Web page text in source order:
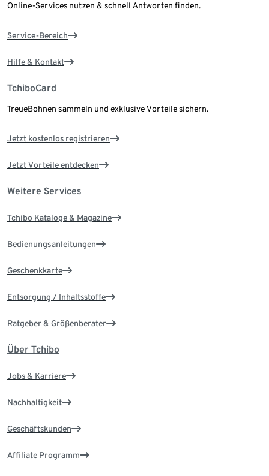
Online-Services nutzen & schnell Antworten finden.
Service-Bereich
Hilfe & Kontakt
TchiboCard
TreueBohnen sammeln und exklusive Vorteile sichern.
Jetzt kostenlos registrieren
Jetzt Vorteile entdecken
Weitere Services
Tchibo Kataloge & Magazine
Bedienungsanleitungen
Geschenkkarte
Entsorgung / Inhaltsstoffe
Ratgeber & Größenberater
Über Tchibo
Jobs & Karriere
Nachhaltigkeit
Geschäftskunden
Affiliate Programm